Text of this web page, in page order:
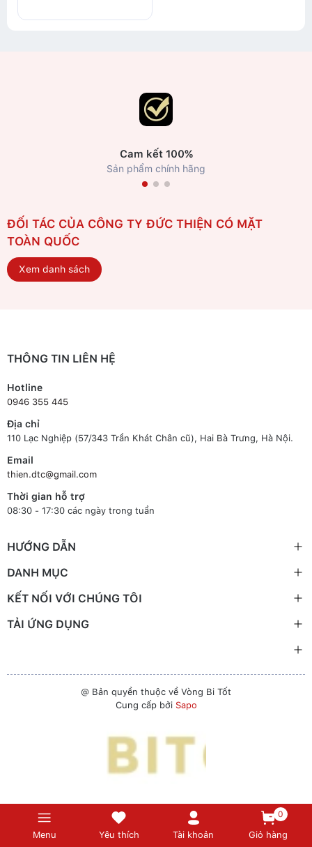
Menu Yêu thích Tài khoản
0
Giỏ hàng
Cam kết 100%
Sản phẩm chính hãng
ĐỐI TÁC CỦA CÔNG TY ĐỨC THIỆN CÓ MẶT
TOÀN QUỐC
Xem danh sách
THÔNG TIN LIÊN HỆ
Hotline
0946 355 445
Địa chỉ
110 Lạc Nghiệp (57/343 Trần Khát Chân cũ), Hai Bà Trưng, Hà Nội.
Email
thien.dtc@gmail.com
Thời gian hỗ trợ
08:30 - 17:30 các ngày trong tuần
HƯỚNG DẪN
DANH MỤC
KẾT NỐI VỚI CHÚNG TÔI
TẢI ỨNG DỤNG
@ Bản quyền thuộc về Vòng Bi Tốt
Cung cấp bởi Sapo